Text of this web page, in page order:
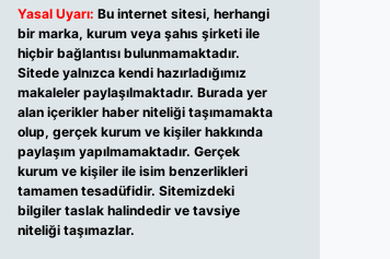
Yasal Uyarı: Bu internet sitesi, herhangi
bir marka, kurum veya şahıs şirketi ile
hiçbir bağlantısı bulunmamaktadır.
Sitede yalnızca kendi hazırladığımız
makaleler paylaşılmaktadır. Burada yer
alan içerikler haber niteliği taşımamakta
olup, gerçek kurum ve kişiler hakkında
paylaşım yapılmamaktadır. Gerçek
kurum ve kişiler ile isim benzerlikleri
tamamen tesadüfidir. Sitemizdeki
bilgiler taslak halindedir ve tavsiye
niteliği taşımazlar.